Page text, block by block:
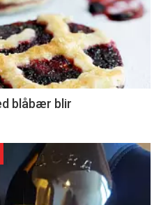
blåbær blir